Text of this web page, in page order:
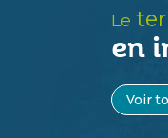
Le
en
Voir